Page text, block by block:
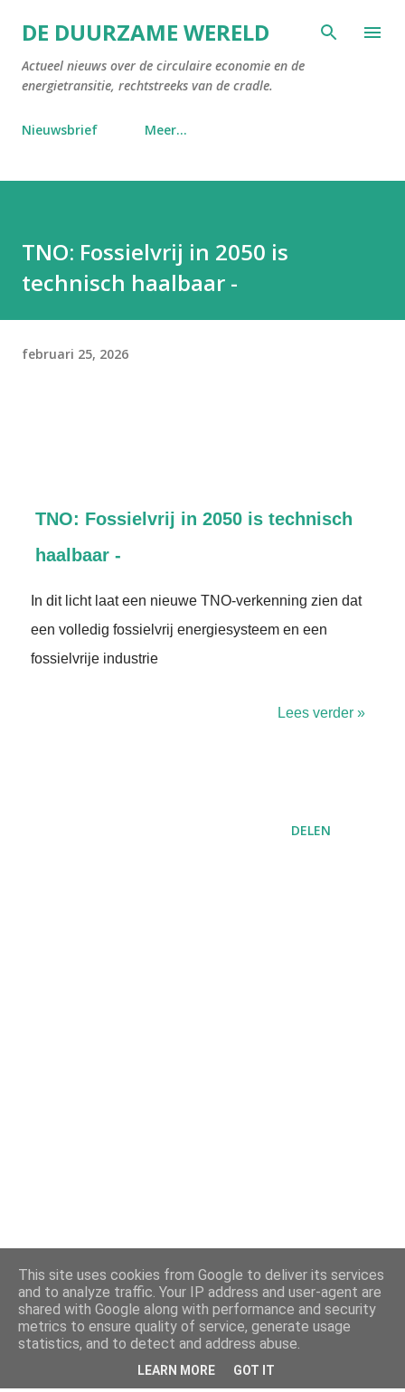
Doorgaan naar hoofdcontent
DE DUURZAME WERELD
Actueel nieuws over de circulaire economie en de
energietransitie, rechtstreeks van de cradle.
Nieuwsbrief Meer…
TNO: Fossielvrij in 2050 is
technisch haalbaar -
februari 25, 2026
TNO: Fossielvrij in 2050 is technisch
haalbaar -
In dit licht laat een nieuwe TNO‑verkenning zien dat
een volledig fossielvrij energiesysteem en een
fossielvrije industrie
Lees verder »
DELEN
This site uses cookies from Google to deliver its services
and to analyze traffic. Your IP address and user-agent are
shared with Google along with performance and security
metrics to ensure quality of service, generate usage
statistics, and to detect and address abuse.
LEARN MORE GOT IT